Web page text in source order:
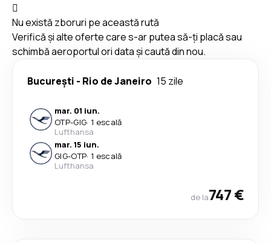
Nu există zboruri pe această rută
Verifică și alte oferte care s-ar putea să-ți placă sau
schimbă aeroportul ori data și caută din nou.
București - Rio de Janeiro 15 zile
mar. 01 iun.
OTP-GIG· 1 escală
Lufthansa
mar. 15 iun.
GIG-OTP· 1 escală
Lufthansa
de la747 €